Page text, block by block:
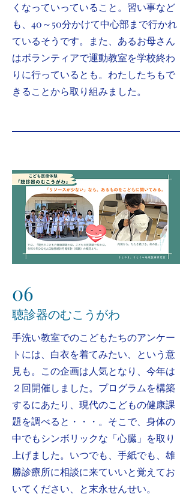
くなっていっていること。習い事など
も、40～50分かけて中心部まで行かれ
ているそうです。また、あるお母さん
はボランティアで運動教室を学校終わ
りに行っているとも。わたしたちもで
きることから取り組みました。
06
​聴診器のむこうがわ
​手洗い教室でのこどもたちのアンケー
トには、白衣を着てみたい、という意
見も。この企画は人気となり、今年は
２回開催しました。プログラムを構築
するにあたり、現代のこどもの健康課
題を調べると・・・。そこで、身体の
中でもシンボリックな「心臓」を取り
上げました。いつでも、手紙でも、雄
勝診療所に相談に来ていいと覚えてお
いてください、と末永せんせい。